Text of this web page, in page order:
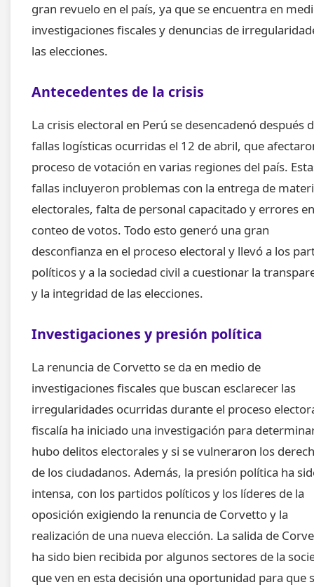
gran revuelo en el país, ya que se encuentra en
investigaciones fiscales y denuncias de
las elecciones.
Antecedentes de la crisis
La crisis electoral en Perú se desencadenó después
fallas logísticas ocurridas el 12 de abril, que
proceso de votación en varias regiones del país.
fallas incluyeron problemas con la entrega de
electorales, falta de personal capacitado y errores
conteo de votos. Todo esto generó una gran
desconfianza en el proceso electoral y llevó a los
políticos y a la sociedad civil a cuestionar la
y la integridad de las elecciones.
Investigaciones y presión política
La renuncia de Corvetto se da en medio de
investigaciones fiscales que buscan esclarecer las
irregularidades ocurridas durante el proceso
fiscalía ha iniciado una investigación para
hubo delitos electorales y si se vulneraron los
de los ciudadanos. Además, la presión política ha
intensa, con los partidos políticos y los líderes de la
oposición exigiendo la renuncia de Corvetto y la
realización de una nueva elección. La salida de
ha sido bien recibida por algunos sectores de la
que ven en esta decisión una oportunidad para que